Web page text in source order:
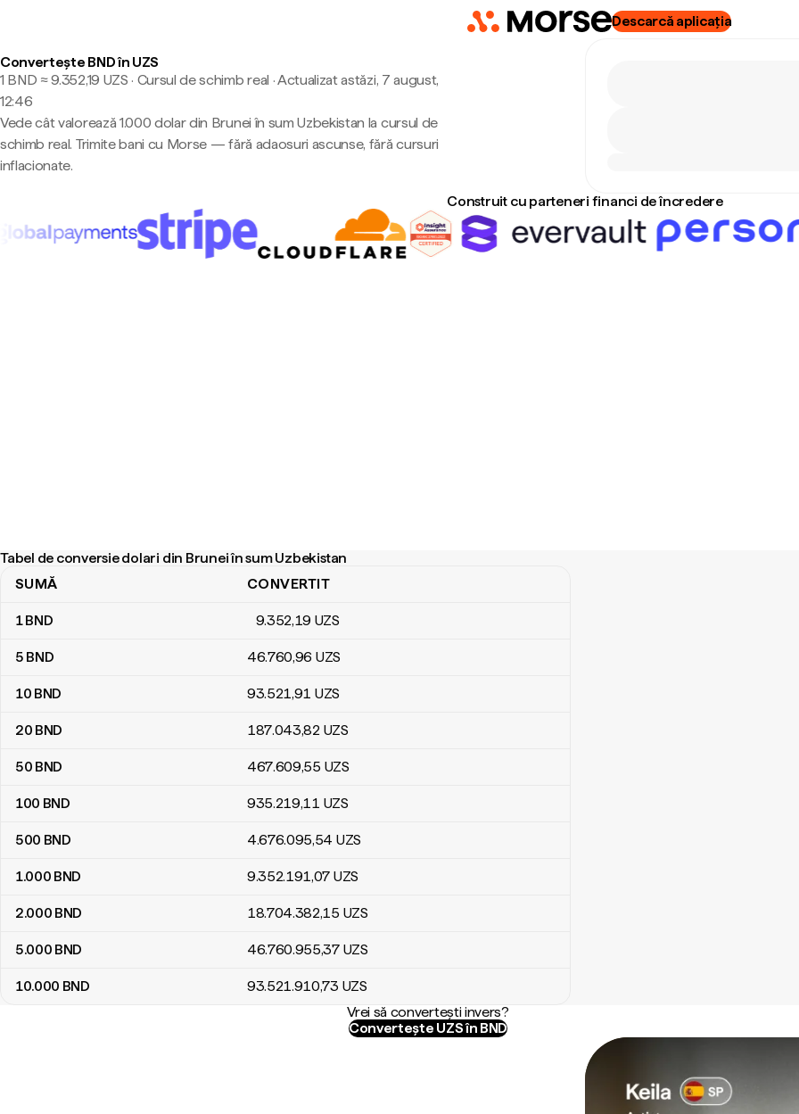
Descarcă aplicația
Convertește BND în UZS
1 BND ≈ 9.352,19 UZS · Cursul de schimb real ·Actualizat astăzi, 7 august,
12:46
Vede cât valorează 1.000 dolar din Brunei în sum Uzbekistan la cursul de
schimb real. Trimite bani cu Morse — fără adaosuri ascunse, fără cursuri
inflacionate.
Construit cu parteneri financi de încredere
Tabel de conversie dolari din Brunei în sum Uzbekistan
Tabel de conversie dolari din Brunei în sum Uzbekistan
SUMĂ CONVERTIT
1BND 9.352,19 UZS
5 BND 46.760,96 UZS
10 BND 93.521,91 UZS
20 BND 187.043,82 UZS
50 BND 467.609,55 UZS
100 BND 935.219,11 UZS
500 BND 4.676.095,54 UZS
1.000 BND 9.352.191,07 UZS
2.000 BND 18.704.382,15 UZS
5.000 BND 46.760.955,37 UZS
10.000 BND 93.521.910,73 UZS
Vrei să convertești invers?
Convertește UZS în BND